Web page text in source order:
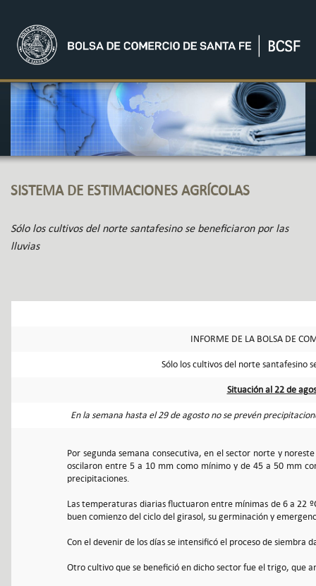
SISTEMA DE ESTIMACIONES AGRÍCOLAS
Sólo los cultivos del norte santafesino se beneficiaron por las
lluvias
INFORME DE LA BOLSA DE
Sólo los cultivos del norte santafesino
Situación al 22 de
En la semana hasta el 29 de agosto no se prevén
Por segunda semana consecutiva, en el sector norte y
oscilaron entre 5 a 10 mm como mínimo y de 45 a 50 mm
precipitaciones.
Las temperaturas diarias fluctuaron entre mínimas de 6 a 22
buen comienzo del ciclo del girasol, su germinación y
Con el devenir de los días se intensificó el proceso de siembra
Otro cultivo que se benefició en dicho sector fue el trigo, que